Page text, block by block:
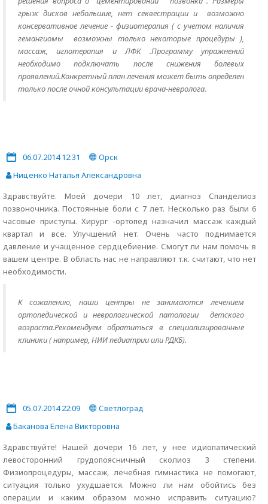
грыж дисков небольшие, нет секвестрации и возможно
консервативное лечение - физиотерапия ( с учетом наличия
гемангиомы возможны только некоторые процедуры ),
массаж, иглотерапия и ЛФК .Программу упражнений
необходимо подключать после снижения болевых
проявлений.Конкретный план лечения может быть определен
только после очной консультации врача-невролога.
06.07.2014 12:31
Орск
Ниценко Наталья Александровна
Здравствуйте. Моей дочери 10 лет, диагноз Спанделиоз
позвоночника. Постоянные боли с 7 лет. Несколько раз были 6
часовые приступы. Хирург -ортопед назначил массаж каждый
квартал и все. Улучшений нет. Очень часто поднимается
давление и учащенное сердцебиение. Смогут ли нам помочь в
вашем центре. В область нас не направляют т.к. считают, что нет
необходимости.
К сожалению, наши центры не занимаются лечением
ортопедической и неврологической патологии детского
возраста.Рекомендуем обратиться в специализированные
клиники ( например, НИИ педиатрии или РДКБ).
05.07.2014 22:09
Светлоград
Баканова Елена Викторовна
Здравствуйте! Нашей дочери 16 лет, у нее идиопатический
левосторонний грудопоясничный сколиоз 3 степени.
Физиопроцедуры, массаж, лечебная гимнастика не помогают,
ситуация только ухудшается. Можно ли нам обойтись без
операции и каким образом можно исправить ситуацию?